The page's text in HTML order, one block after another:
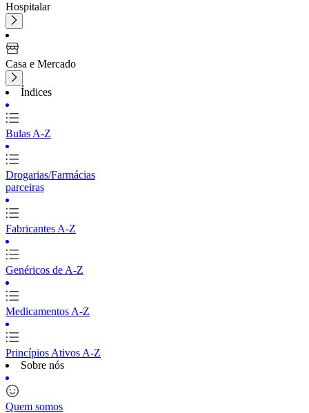
Hospitalar
Casa e Mercado
Índices
Bulas A-Z
Drogarias/Farmácias
parceiras
Fabricantes A-Z
Genéricos de A-Z
Medicamentos A-Z
Princípios Ativos A-Z
Sobre nós
Quem somos